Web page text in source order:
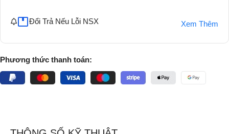
Đổi Trả Nếu Lỗi NSX Xem Thêm
Phương thức thanh toán: